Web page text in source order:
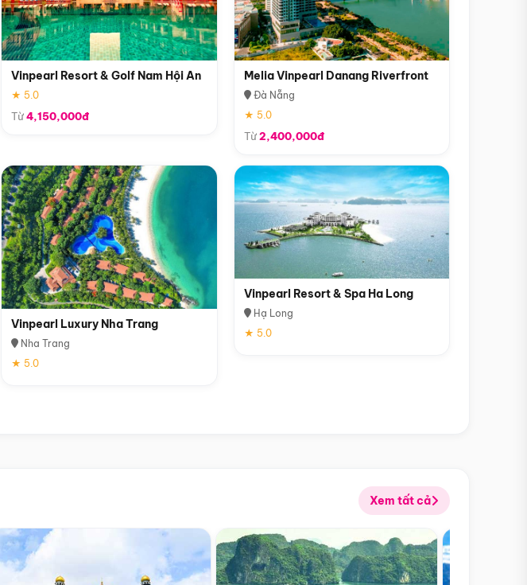
Vinpearl Resort & Golf Nam Hội An
★ 5.0
Từ4,150,000đ
Melia Vinpearl Danang Riverfront
Đà Nẵng
★ 5.0
Từ2,400,000đ
Vinpearl Luxury Nha Trang
Nha Trang
★ 5.0
Vinpearl Resort & Spa Ha Long
Hạ Long
★ 5.0
Xem tất cả